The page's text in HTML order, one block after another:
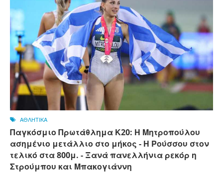
ΑΘΛΗΤΙΚΑ
Παγκόσμιο Πρωτάθλημα Κ20: Η Μητροπούλου
ασημένιο μετάλλιο στο μήκος - Η Ρούσσου στον
τελικό στα 800μ. - Ξανά πανελλήνια ρεκόρ η
Στρούμπου και Μπακογιάννη